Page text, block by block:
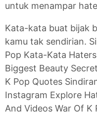
untuk menampar
Kata-kata buat bijak
kamu tak sendirian.
Pop Kata-Kata
Biggest Beauty
K Pop Quotes
Instagram Explore
And Videos War Of K